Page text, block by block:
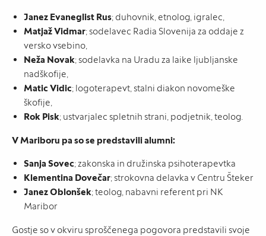
Janez Evaneglist Rus; duhovnik, etnolog, igralec,
Matjaž Vidmar; sodelavec Radia Slovenija za oddaje z
versko vsebino,
Neža Novak; sodelavka na Uradu za laike ljubljanske
nadškofije,
Matic Vidic; logoterapevt, stalni diakon novomeške
škofije,
Rok Pisk; ustvarjalec spletnih strani, podjetnik, teolog.
V Mariboru pa so se predstavili alumni:
Sanja Sovec; zakonska in družinska psihoterapevtka
Klementina Dovečar; strokovna delavka v Centru Šteker
Janez Oblonšek; teolog, nabavni referent pri NK
Maribor
Gostje so v okviru sproščenega pogovora predstavili svoje